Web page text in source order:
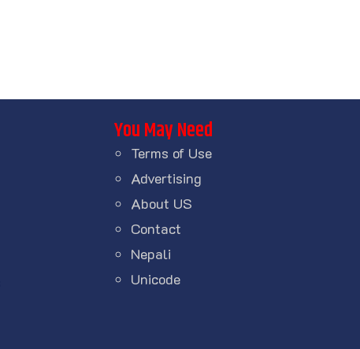
You May Need
Terms of Use
Advertising
About US
Contact
Nepali
Unicode